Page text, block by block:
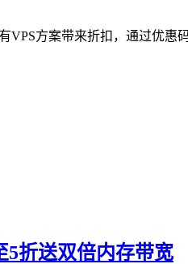
VPS方案带来折扣，通过优
5折送双倍内存带宽